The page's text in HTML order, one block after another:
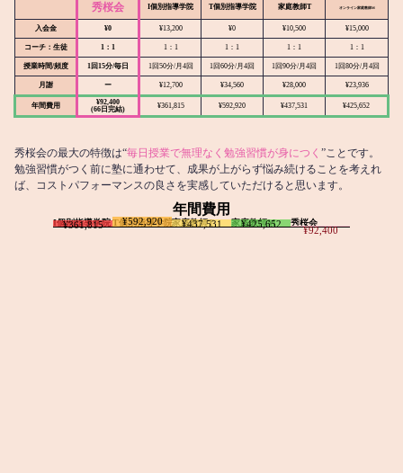
秀桜会 I個別指導学院 T個別指導学院 家庭教師T オンライン家庭教師M
入会金 ¥0 ¥13,200 ¥0 ¥10,500 ¥15,000
コーチ：生徒 1：1 1：1 1：1 1：1 1：1
授業時間/頻度 1回15分/毎日 1回50分/月4回 1回60分/月4回 1回90分/月4回 1回80分/月4回
月謝 ー ¥12,700 ¥34,560 ¥28,000 ¥23,936
年間費用
¥92,400
(66日完結)
¥361,815 ¥592,920 ¥437,531 ¥425,652
秀桜会の最大の特徴は“毎日授業で無理なく勉強習慣が身につく ”ことです。
勉強習慣がつく前に塾に通わせて、成果が上がらず悩み続けることを考えれ
ば、コストパフォーマンスの良さを実感していただけると思います。
年間費用
I個別指導学院
¥361,815 T個別指導学院
¥592,920 家庭教師T
¥437,531 家庭教師M
¥425,652 秀桜会
¥92,400